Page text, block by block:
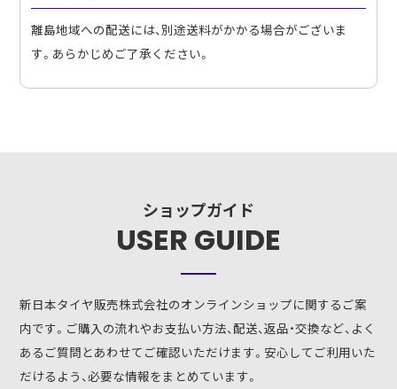
離島地域への配送には、別途送料がかかる場合がございま
す。あらかじめご了承ください。
ショップガイド
USER GUIDE
新日本タイヤ販売株式会社のオンラインショップに関するご案
内です。ご購入の流れやお支払い方法、配送、返品・交換など、よく
あるご質問とあわせてご確認いただけます。安心してご利用いた
だけるよう、必要な情報をまとめています。